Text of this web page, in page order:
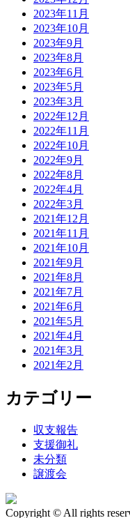
2023年11月
2023年10月
2023年9月
2023年8月
2023年6月
2023年5月
2023年3月
2022年12月
2022年11月
2022年10月
2022年9月
2022年8月
2022年4月
2022年3月
2021年12月
2021年11月
2021年10月
2021年9月
2021年8月
2021年7月
2021年6月
2021年5月
2021年4月
2021年3月
2021年2月
カテゴリー
収支報告
支援御礼
未分類
譲渡会
Copyright © All rights